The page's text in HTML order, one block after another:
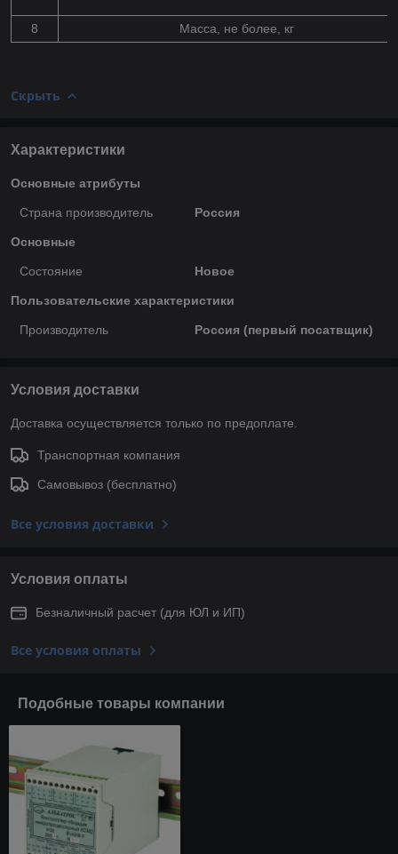
8 Масса, не более, кг
Скрыть
Характеристики
Основные атрибуты
Страна производитель Россия
Основные
Состояние Новое
Пользовательские характеристики
Производитель Россия (первый посатвщик)
Условия доставки
Доставка осуществляется только по предоплате.
Транспортная компания
Самовывоз (бесплатно)
Все условия доставки
Условия оплаты
Безналичный расчет (для ЮЛ и ИП)
Все условия оплаты
Подобные товары компании